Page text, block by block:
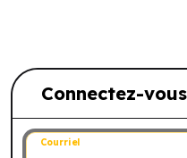
Connectez-
Connectez-vous
Courriel